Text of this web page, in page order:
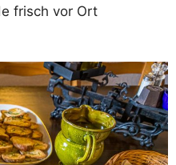
frisch vor Ort